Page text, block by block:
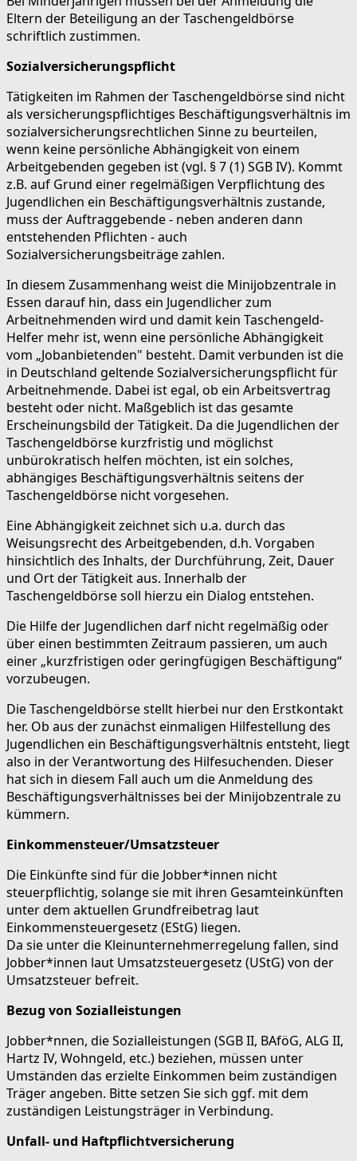
Eltern der Beteiligung an der Taschengeldbörse
schriftlich zustimmen.
Sozialversicherungspflicht
Tätigkeiten im Rahmen der Taschengeldbörse sind nicht
als versicherungspflichtiges Beschäftigungsverhältnis im
sozialversicherungsrechtlichen Sinne zu beurteilen,
wenn keine persönliche Abhängigkeit von einem
Arbeitgebenden gegeben ist (vgl. § 7 (1) SGB IV). Kommt
z.B. auf Grund einer regelmäßigen Verpflichtung des
Jugendlichen ein Beschäftigungsverhältnis zustande,
muss der Auftraggebende - neben anderen dann
entstehenden Pflichten - auch
Sozialversicherungsbeiträge zahlen.
In diesem Zusammenhang weist die Minijobzentrale in
Essen darauf hin, dass ein Jugendlicher zum
Arbeitnehmenden wird und damit kein Taschengeld-
Helfer mehr ist, wenn eine persönliche Abhängigkeit
vom „Jobanbietenden" besteht. Damit verbunden ist die
in Deutschland geltende Sozialversicherungspflicht für
Arbeitnehmende. Dabei ist egal, ob ein Arbeitsvertrag
besteht oder nicht. Maßgeblich ist das gesamte
Erscheinungsbild der Tätigkeit. Da die Jugendlichen der
Taschengeldbörse kurzfristig und möglichst
unbürokratisch helfen möchten, ist ein solches,
abhängiges Beschäftigungsverhältnis seitens der
Taschengeldbörse nicht vorgesehen.
Eine Abhängigkeit zeichnet sich u.a. durch das
Weisungsrecht des Arbeitgebenden, d.h. Vorgaben
hinsichtlich des Inhalts, der Durchführung, Zeit, Dauer
und Ort der Tätigkeit aus. Innerhalb der
Taschengeldbörse soll hierzu ein Dialog entstehen.
Die Hilfe der Jugendlichen darf nicht regelmäßig oder
über einen bestimmten Zeitraum passieren, um auch
einer „kurzfristigen oder geringfügigen Beschäftigung“
vorzubeugen.
Die Taschengeldbörse stellt hierbei nur den Erstkontakt
her. Ob aus der zunächst einmaligen Hilfestellung des
Jugendlichen ein Beschäftigungsverhältnis entsteht, liegt
also in der Verantwortung des Hilfesuchenden. Dieser
hat sich in diesem Fall auch um die Anmeldung des
Beschäftigungsverhältnisses bei der Minijobzentrale zu
kümmern.
Einkommensteuer/Umsatzsteuer
Die Einkünfte sind für die Jobber*innen nicht
steuerpflichtig, solange sie mit ihren Gesamteinkünften
unter dem aktuellen Grundfreibetrag laut
Einkommensteuergesetz (EStG) liegen.
Da sie unter die Kleinunternehmerregelung fallen, sind
Jobber*innen laut Umsatzsteuergesetz (UStG) von der
Umsatzsteuer befreit.
Bezug von Sozialleistungen
Jobber*nnen, die Sozialleistungen (SGB II, BAföG, ALG II,
Hartz IV, Wohngeld, etc.) beziehen, müssen unter
Umständen das erzielte Einkommen beim zuständigen
Träger angeben. Bitte setzen Sie sich ggf. mit dem
zuständigen Leistungsträger in Verbindung.
Unfall- und Haftpflichtversicherung